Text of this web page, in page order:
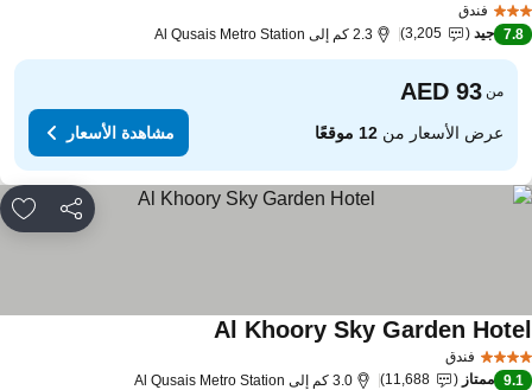
فندق
7.8 جيد 3,205 2.3 كم إلى Al Qusais Metro Station
من
عرض الأسعار من12 موقعًا مشاهدة الأسعار
مشاركة
فندق
Al Khoory Sky Garden
9.1 ممتاز 11,688 3.0 كم إلى Al Qusais Metro Station